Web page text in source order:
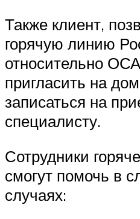
Также клиент,
горячую линию
относительно
пригласить на
записаться на
специалисту.
Сотрудники
смогут помочь в
случаях: